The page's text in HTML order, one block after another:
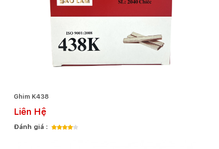
Ghim K438
Liên Hệ
Đánh giá :